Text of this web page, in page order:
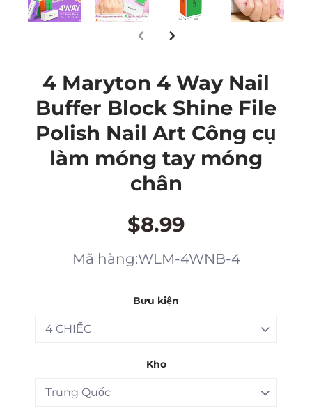
4 Maryton 4 Way Nail
Buffer Block Shine File
Polish Nail Art Công cụ
làm móng tay móng
chân
$8.99
Mã hàng:WLM-4WNB-4
Bưu kiện
Kho